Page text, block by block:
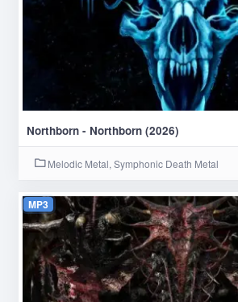
Northborn - Northborn (2026)
Melodic Metal, Symphonic Death Metal
MP3